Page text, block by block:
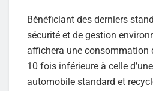
Bénéficiant des derniers
sécurité et de gestion
affichera une consommation
10 fois inférieure à celle
automobile standard et